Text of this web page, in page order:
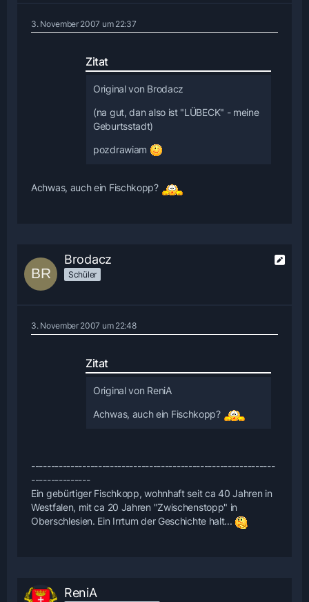
3. November 2007 um 22:37
Zitat
Original von Brodacz
(na gut, dan also ist "LÜBECK" - meine
Geburtsstadt)
pozdrawiam
Achwas, auch ein Fischkopp?
Brodacz
Schüler
3. November 2007 um 22:48
Zitat
Original von ReniA
Achwas, auch ein Fischkopp?
--------------------------------------------------------------
---------------
Ein gebürtiger Fischkopp, wohnhaft seit ca 40 Jahren in
Westfalen, mit ca 20 Jahren "Zwischenstopp" in
Oberschlesien. Ein Irrtum der Geschichte halt...
ReniA